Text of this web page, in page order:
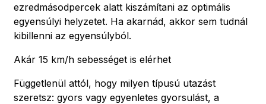
ezredmásodpercek alatt kiszámítani az optimális
egyensúlyi helyzetet. Ha akarnád, akkor sem tudnál
kibillenni az egyensúlyból.
Akár 15 km/h sebességet is elérhet
Függetlenül attól, hogy milyen típusú utazást
szeretsz: gyors vagy egyenletes gyorsulást, a